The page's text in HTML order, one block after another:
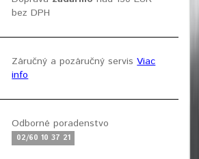
bez DPH
Záručný a pozáručný servisViac
info
Odborné poradenstvo
02/60 10 37 21